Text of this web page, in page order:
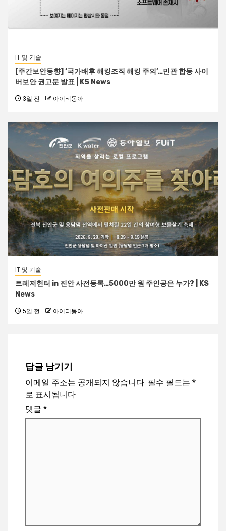
IT 및 기술
[주간보안동향] ‘국가배후 해킹조직 해킹 주의’…민관 합동 사이
버보안 권고문 발표 | KS News
3일 전 아이티동아
IT 및 기술
트레저헌터 in 진안 사전등록…5000만 원 주인공은 누가? | KS
News
5일 전 아이티동아
답글 남기기
이메일 주소는 공개되지 않습니다. 필수 필드는 *
로 표시됩니다
댓글 *